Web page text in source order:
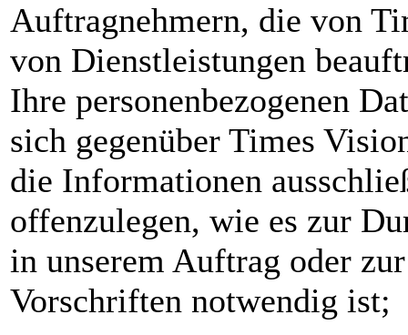
Auftragnehmern, die von
von Dienstleistungen
Ihre personenbezogenen
sich gegenüber Times
die Informationen
offenzulegen, wie es zur
in unserem Auftrag oder
Vorschriften notwendig ist;